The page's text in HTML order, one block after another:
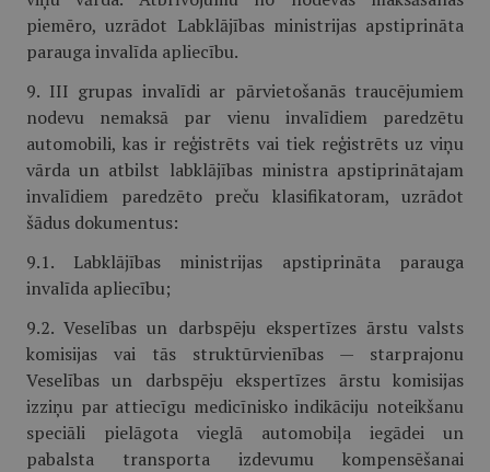
piemēro, uzrādot Labklājības ministrijas apstiprināta
parauga invalīda apliecību.
9. III grupas invalīdi ar pārvietošanās traucējumiem
nodevu nemaksā par vienu invalīdiem paredzētu
automobili, kas ir reģistrēts vai tiek reģistrēts uz viņu
vārda un atbilst labklājības ministra apstiprinātajam
invalīdiem paredzēto preču klasifikatoram, uzrādot
šādus dokumentus:
9.1. Labklājības ministrijas apstiprināta parauga
invalīda apliecību;
9.2. Veselības un darbspēju ekspertīzes ārstu valsts
komisijas vai tās struktūrvienības — starprajonu
Veselības un darbspēju ekspertīzes ārstu komisijas
izziņu par attiecīgu medicīnisko indikāciju noteikšanu
speciāli pielāgota vieglā automobiļa iegādei un
pabalsta transporta izdevumu kompensēšanai